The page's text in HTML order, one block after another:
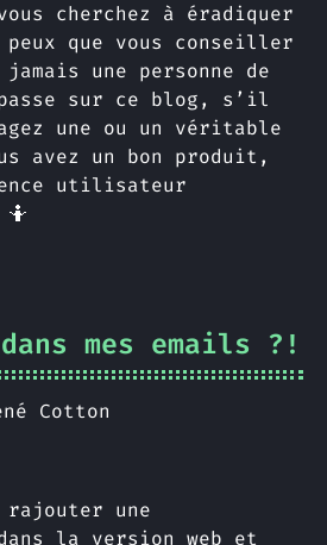
cherchez à éradiquer
que vous conseiller
une personne de
sur ce blog, s’il
une ou un véritable
avez un bon produit,
utilisateur
mes emails ?!
Cotton
rajouter une
la version web et